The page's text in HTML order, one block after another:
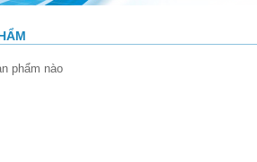
phẩm nào